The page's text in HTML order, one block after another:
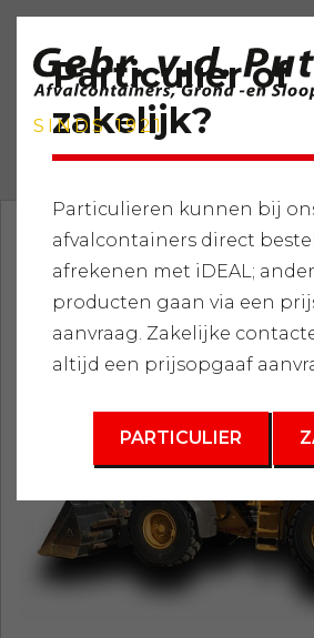
SINDS 1921
Home »Services »Shovels & Kranen
Wielladers (shovels) » Volvo L90F
Particulier of
zakelijk?
Particulieren kunnen bij
afvalcontainers direct
afrekenen met iDEAL;
producten gaan via een
aanvraag. Zakelijke
altijd een prijsopgaaf
PARTICULIER